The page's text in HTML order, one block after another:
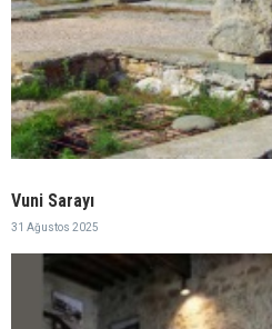
Vuni Sarayı
31 Ağustos 2025